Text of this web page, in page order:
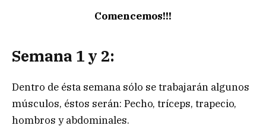
Comencemos!!!
Semana 1 y 2:
Dentro de ésta semana sólo se trabajarán algunos
músculos, éstos serán: Pecho, tríceps, trapecio,
hombros y abdominales.